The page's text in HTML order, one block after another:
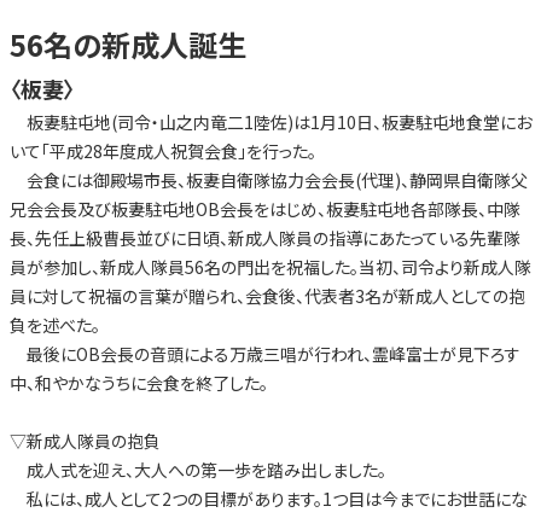
56名の新成人誕生
〈板妻〉
板妻駐屯地(司令・山之内竜二1陸佐)は1月10日、板妻駐屯地食堂にお
いて「平成28年度成人祝賀会食」を行った。
会食には御殿場市長、板妻自衛隊協力会会長(代理)、静岡県自衛隊父
兄会会長及び板妻駐屯地OB会長をはじめ、板妻駐屯地各部隊長、中隊
長、先任上級曹長並びに日頃、新成人隊員の指導にあたっている先輩隊
員が参加し、新成人隊員56名の門出を祝福した。当初、司令より新成人隊
員に対して祝福の言葉が贈られ、会食後、代表者3名が新成人としての抱
負を述べた。
最後にOB会長の音頭による万歳三唱が行われ、霊峰富士が見下ろす
中、和やかなうちに会食を終了した。
▽新成人隊員の抱負
成人式を迎え、大人への第一歩を踏み出しました。
私には、成人として2つの目標があります。1つ目は今までにお世話にな